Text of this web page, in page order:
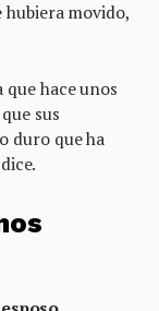
hubiera movido,
que hace unos
sus
duro que ha